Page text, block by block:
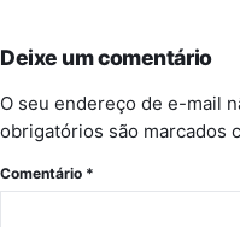
Deixe um comentário
O seu endereço de e-mail
obrigatórios são marcados
Comentário *